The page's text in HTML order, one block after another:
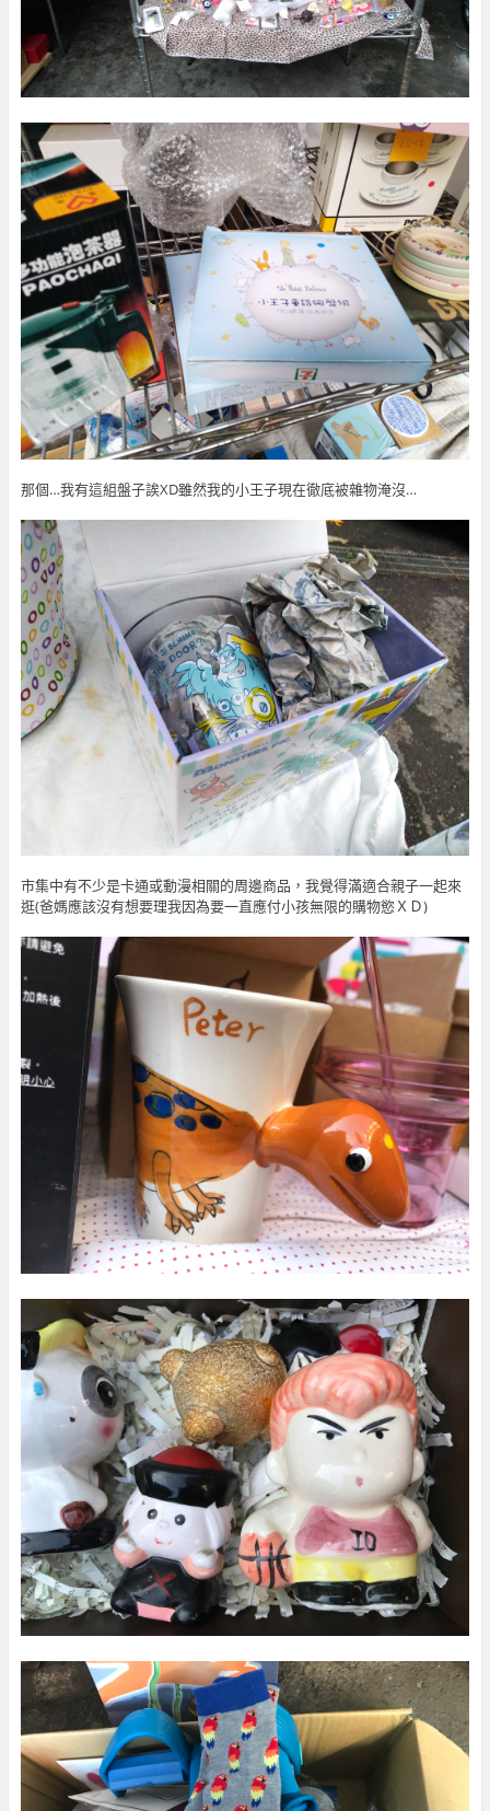
那個…我有這組盤子誒XD雖然我的小王子現在徹底被雜物淹沒…
市集中有不少是卡通或動漫相關的周邊商品，我覺得滿適合親子一起來
逛(爸媽應該沒有想要理我因為要一直應付小孩無限的購物慾ＸＤ)